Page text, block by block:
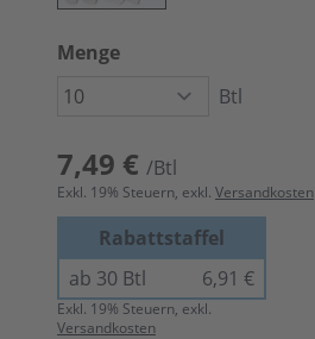
Menge
Btl
7,49 € /Btl
Exkl. 19% Steuern, exkl. Versandkosten
Rabattstaffel
ab 30 Btl
6,91 €
Exkl. 19% Steuern, exkl.
Versandkosten